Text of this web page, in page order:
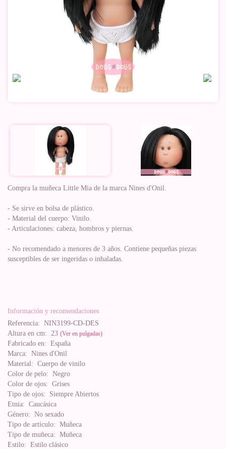
Compra la muñeca Little Mia de la marca Nines d'Onil.
- Se sirve en bolsa de plástico.
- Material del cuerpo: Vinilo.
- Articulaciones: cabeza, hombros y piernas.
- No recomendado a menores de 3 años. Contiene pequeñas piezas
susceptibles de ser ingeridas o inhaladas.
Información y recomendaciones
Referencia: NIN3199-CD-DES
Altura en cm: 23 (Ver en pulgadas)
Fabricado en: España
Marca: Nines d'Onil
Material: Cuerpo de vinilo
Color de pelo: Negro
Color de ojos: Grises
Tipo de ojos: Siempre Abiertos
Etnia: Caucásica
Género: No sexado
Tipo de artículo: Muñeca
Tipo de muñeca: Muñeca
Estilo: Estilo clásico